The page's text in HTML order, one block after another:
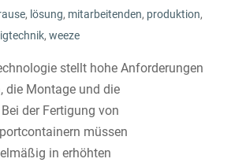
, lösung, mitarbeitenden, produktion,
, weeze
stellt hohe Anforderungen
die Montage und die
der Fertigung von
müssen
in erhöhten